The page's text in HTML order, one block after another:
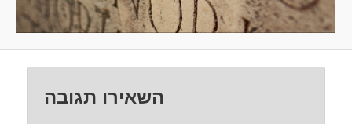
השאירו תגובה